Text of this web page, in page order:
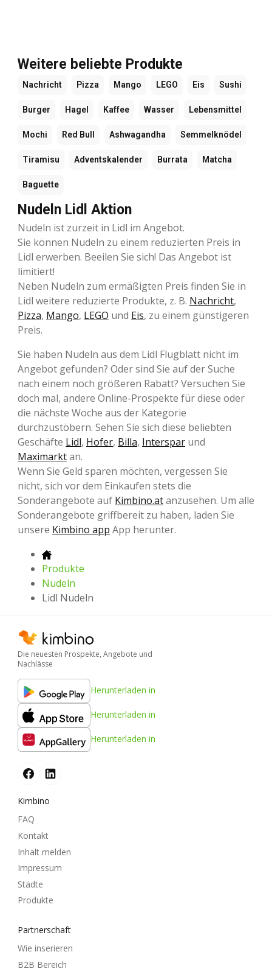
Weitere beliebte Produkte
Nachricht Pizza Mango LEGO Eis Sushi
Burger Hagel Kaffee Wasser Lebensmittel
Mochi Red Bull Ashwagandha Semmelknödel
Tiramisu Adventskalender Burrata Matcha
Baguette
Nudeln Lidl Aktion
Nudeln ist zurzeit in Lidl im Angebot.
Sie können Nudeln zu einem reduzierten Preis in
Lidl erwerben. Beeilen Sie sich! Das Angebot ist
limitiert!
Neben Nudeln zum ermäßigten Preis finden Sie in
Lidl weitere reduzierte Produkte, z. B. Nachricht,
Pizza, Mango, LEGO und Eis, zu einem günstigeren
Preis.
Sie haben Nudeln aus dem Lidl Flugblatt nicht im
Angebot gefunden? Oder sind Sie auf der Suche
nach einem noch größeren Rabatt? Versuchen Sie
doch mal, andere Online-Prospekte für diese oder
die nächste Woche aus der Kategorie
durchzustöbern. Sehen Sie sich diese beliebten
Geschäfte Lidl, Hofer, Billa, Interspar und
Maximarktan.
Wenn Sie Geld sparen möchten, vergessen Sie
nicht, sich vor dem Einkaufen stets die
Sonderangebote auf Kimbino.atanzusehen. Um alle
Sonderangebote griffbereit zu haben, laden Sie
unsere Kimbino app App herunter.
Produkte
Nudeln
Lidl Nudeln
Die neuesten Prospekte, Angebote und
Nachlässe
Herunterladen in
Herunterladen in
Herunterladen in
Kimbino
FAQ
Kontakt
Inhalt melden
Impressum
Städte
Produkte
Partnerschaft
Wie inserieren
B2B Bereich